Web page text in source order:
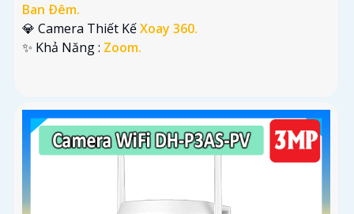
Ban Ðêm.
💎 Camera Thiết KếXoay 360.
️✨ Khả Năng : Zoom.